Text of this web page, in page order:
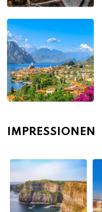
IMPRESSIONEN